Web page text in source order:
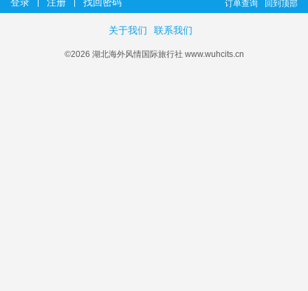
回到顶部
订单查询
关于我们 联系我们
©2026 湖北海外风情国际旅行社 www.wuhcits.cn